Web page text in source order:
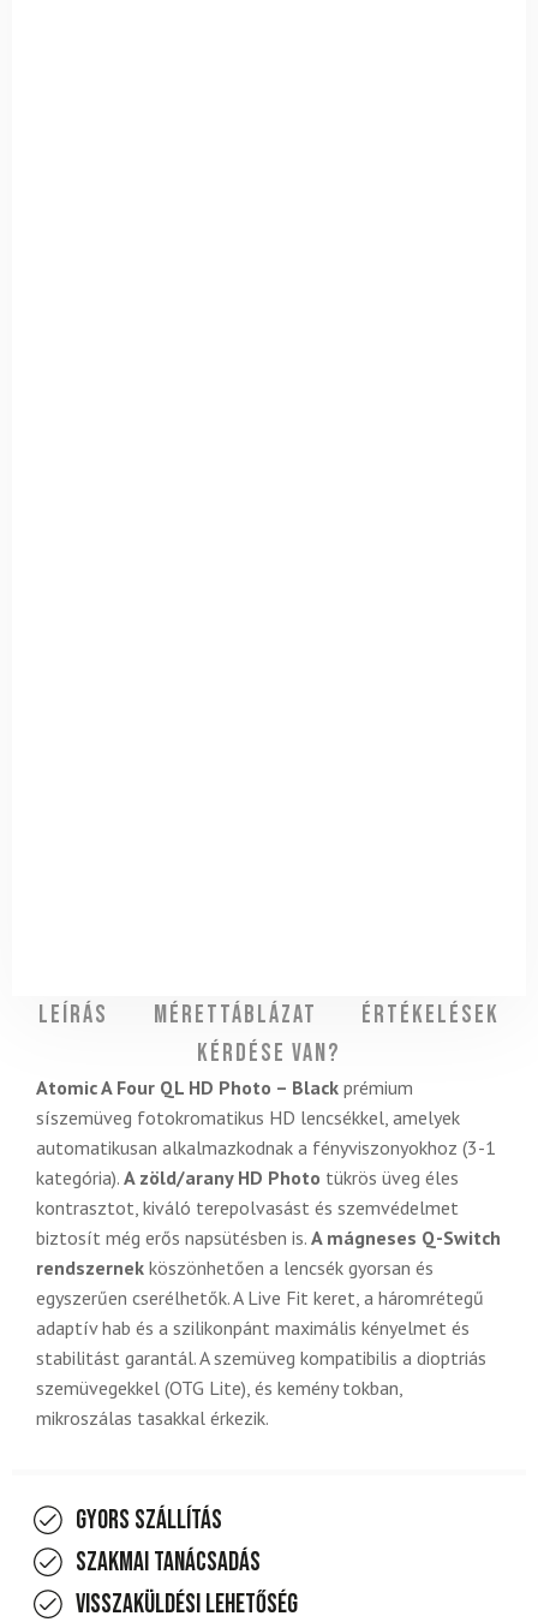
Leírás Mérettáblázat
Értékelések
Kérdése van?
Atomic A Four QL HD Photo – Black prémium
síszemüveg fotokromatikus HD lencsékkel, amelyek
automatikusan alkalmazkodnak a fényviszonyokhoz (3-1
kategória). A zöld/arany HD Photo tükrös üveg éles
kontrasztot, kiváló terepolvasást és szemvédelmet
biztosít még erős napsütésben is. A mágneses Q-Switch
rendszernek köszönhetően a lencsék gyorsan és
egyszerűen cserélhetők. A Live Fit keret, a háromrétegű
adaptív hab és a szilikonpánt maximális kényelmet és
stabilitást garantál. A szemüveg kompatibilis a dioptriás
szemüvegekkel (OTG Lite), és kemény tokban,
mikroszálas tasakkal érkezik.
Gyors szállítás
Szakmai tanácsadás
Visszaküldési lehetőség